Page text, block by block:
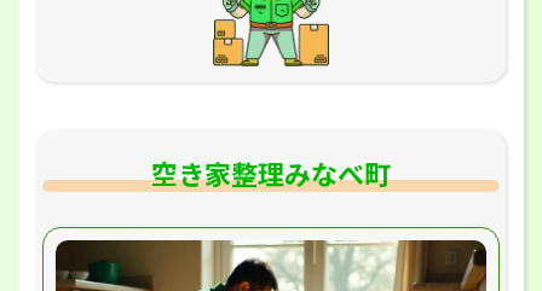
空き家整理みなべ町